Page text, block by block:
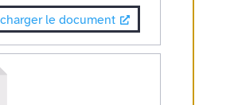
le document